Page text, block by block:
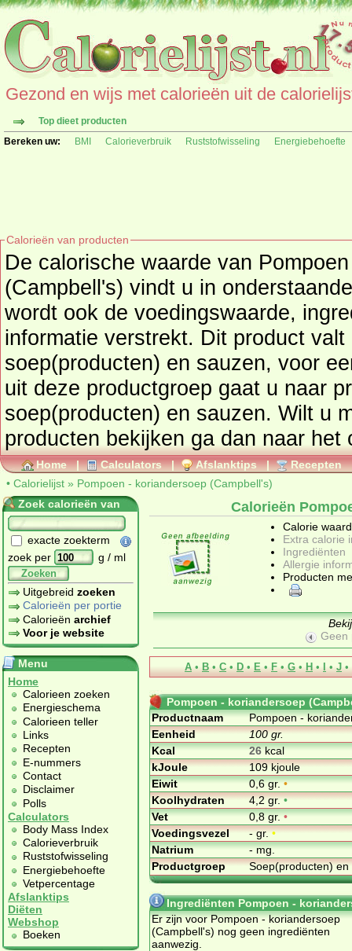
Gezond en wijs met calorieën uit de
Top dieet producten
Bereken uw:
BMI Calorieverbruik Ruststofwisseling Energiebehoefte
Calorieën van producten
De calorische waarde van
(Campbell's) vindt u in
wordt ook de voedingswaarde,
informatie verstrekt. Dit
soep(producten) en sauzen, voor een overzicht van producten
uit deze productgroep gaat u naar
soep(producten) en sauzen. Wilt u
Home | Calculators | Afslanktips | Recepten
• Calorielijst » Pompoen - koriandersoep (Campbell's)
Zoek calorieën van
exacte zoekterm
zoek per
g / ml
Zoeken
Uitgebreid zoeken
Calorieën per portie
Calorieën archief
Voor je website
Menu
Home
Calorieen zoeken
Energieschema
Calorieen teller
Links
Recepten
E-nummers
Contact
Disclaimer
Polls
Calculators
Body Mass Index
Calorieverbruik
Ruststofwisseling
Energiebehoefte
Vetpercentage
Afslanktips
Diëten
Webshop
Boeken
Calorieën
Calorie
Extra calorie
Ingrediënten
Allergie
Producten
Geen
A • B • C • D • E • F • G • H • I • J •
Pompoen - koriandersoep
Productnaam
Pompoen -
Eenheid
100 gr.
Kcal
26kcal
kJoule
109 kjoule
Eiwit
0,6 gr.•
Koolhydraten
4,2 gr.•
Vet
0,8 gr.•
Voedingsvezel
- gr.•
Natrium
- mg.
Productgroep
Soep(producten)
Ingrediënten Pompoen -
Er zijn voor Pompoen - koriandersoep
(Campbell's) nog geen ingrediënten
aanwezig.